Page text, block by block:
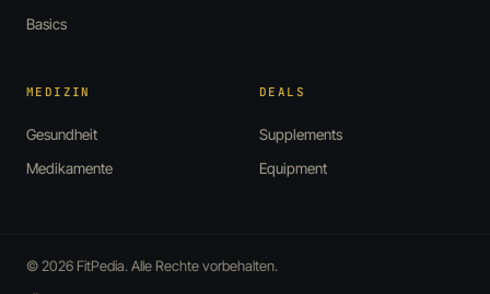
Basics
MEDIZIN
Gesundheit
Medikamente
DEALS
Supplements
Equipment
© 2026 FitPedia. Alle Rechte vorbehalten.